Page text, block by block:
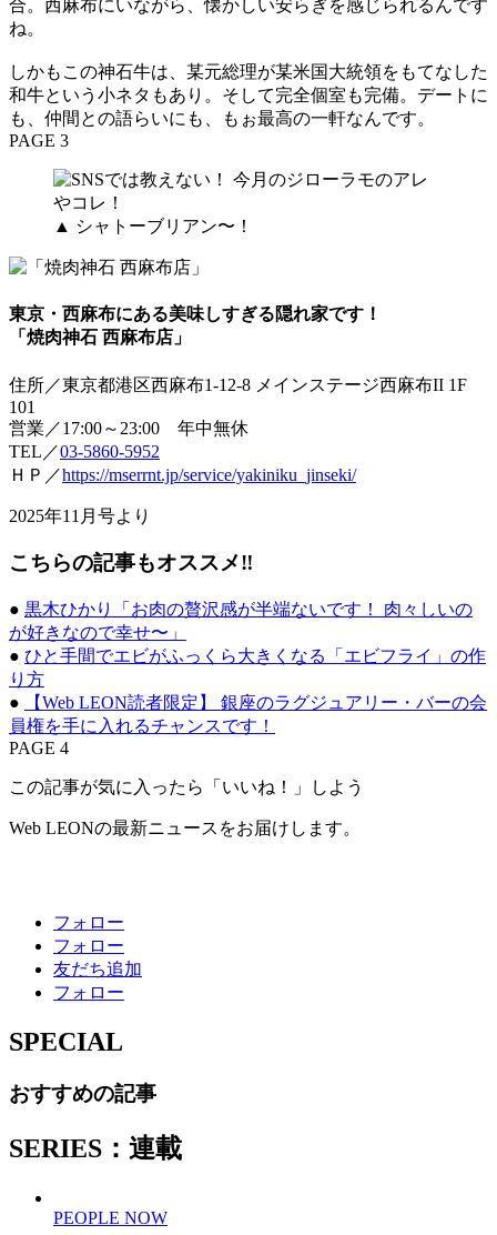
合。西麻布にいながら、懐かしい安らぎを感じられるんです
ね。
しかもこの神石牛は、某元総理が某米国大統領をもてなした
和牛という小ネタもあり。そして完全個室も完備。デートに
も、仲間との語らいにも、もぉ最高の一軒なんです。
PAGE 3
▲ シャトーブリアン〜！
東京・西麻布にある美味しすぎる隠れ家です！
「焼肉神石 西麻布店」
住所／東京都港区西麻布1-12-8 メインステージ西麻布II 1F
101
営業／17:00～23:00 年中無休
TEL／03-5860-5952
ＨＰ／https://mserrnt.jp/service/yakiniku_jinseki/
2025年11月号より
こちらの記事もオススメ‼
● 黒木ひかり「お肉の贅沢感が半端ないです！ 肉々しいの
が好きなので幸せ〜」
● ひと手間でエビがふっくら大きくなる「エビフライ」の作
り方
●
【Web LEON読者限定】 銀座のラグジュアリー・バーの会
員権を手に入れるチャンスです！
PAGE 4
この記事が気に入ったら「いいね！」しよう
Web LEONの最新ニュースをお届けします。
フォロー
フォロー
友だち追加
フォロー
SPECIAL
おすすめの記事
SERIES：連載
PEOPLE NOW